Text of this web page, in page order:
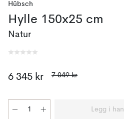
Hübsch
Hylle 150x25 cm
Natur
6 345 kr 7 049 kr
Legg i